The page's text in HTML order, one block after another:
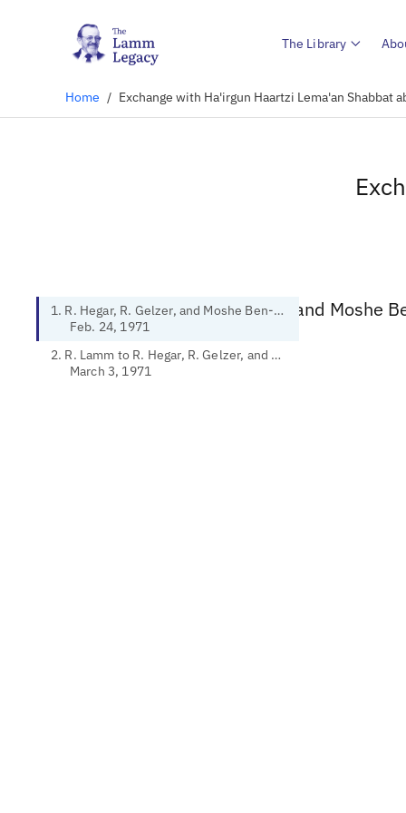
The Library
Home / Exchange with Ha'irgun Haartzi Lema'an Shabbat
1. R. Hegar, R. Gelzer, and Moshe Ben-Nahum to R. Lamm
Feb. 24, 1971
2. R. Lamm to R. Hegar, R. Gelzer, and Moshe Ben-Nahum
March 3, 1971
1. R. Hegar, R. Gelzer, and Moshe
1971)